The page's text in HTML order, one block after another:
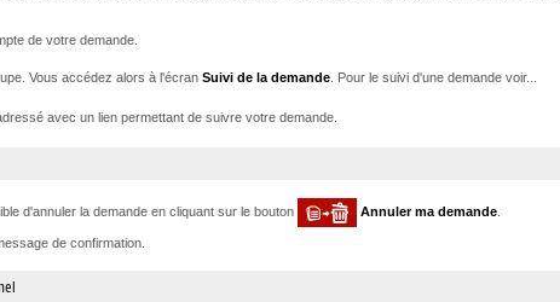
de votre demande.
Vous accédez alors à l'écran Suivi de la demande . Pour le suivi d'une demande voir...
avec un lien permettant de suivre votre demande.
d'annuler la demande en cliquant sur le bouton Annuler ma demande
de confirmation.